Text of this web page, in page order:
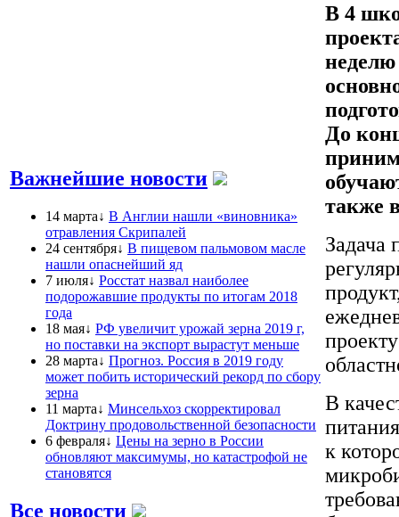
Важнейшие новости
14 марта↓ В Англии нашли «виновника»
отравления Скрипалей
24 сентября↓ В пищевом пальмовом масле
нашли опаснейший яд
7 июля↓ Росстат назвал наиболее
подорожавшие продукты по итогам 2018
года
18 мая↓ РФ увеличит урожай зерна 2019 г,
но поставки на экспорт вырастут меньше
28 марта↓ Прогноз. Россия в 2019 году
может побить исторический рекорд по сбору
зерна
11 марта↓ Минсельхоз скорректировал
Доктрину продовольственной безопасности
6 февраля↓ Цены на зерно в России
обновляют максимумы, но катастрофой не
становятся
Все новости
В 4
неделю
До
также
Задача
В
к